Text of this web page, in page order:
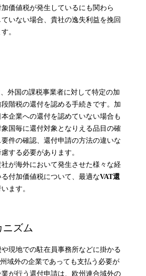
価値税が発生しているにも関わら
いない場合、貴社の逸失利益を挽回
。
外国の課税事業者に対して特定の加
階税の還付を認める手続きです。加
企業への還付を認めていない場合も
国毎に還付対象となりえる品目の確
件の確認、還付申請の方法の違いな
する必要があります。
が海外において発生させた様々な経
付加価値税について、最適なVAT還
ます。
ニズム
現地での駐在員事務所などに掛かる
域外の企業であっても支払う必要が
が行う還付申請は、欧州連合域外の